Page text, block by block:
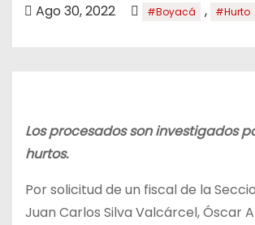
Ago 30, 2022 #Boyacá , #Hurto
Los procesados son investigados
hurtos.
Por solicitud de un fiscal de la
Juan Carlos Silva Valcárcel, Óscar